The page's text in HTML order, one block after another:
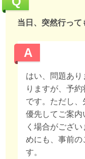
当日、突然行って
A
はい、問題あ
りますが、予
です。ただし
優先してご案
く場合がござ
めにも、事前の
す。